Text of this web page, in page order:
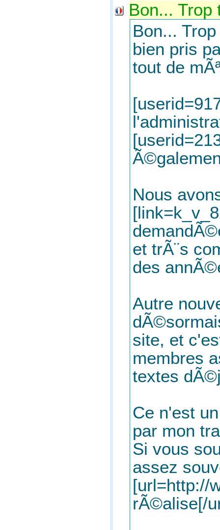
Bon... Trop
Bon...
bien pris
tout de
Nous
et trÃ¨s
des
Autre
site, et
membres
textes
Ce n'est
par mon
Si vous
assez
[url=http://
rÃ©alise[/